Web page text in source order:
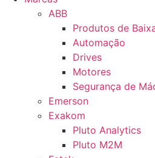
ABB
Produtos de
Automação
Drives
Motores
Segurança de
Emerson
Exakom
Pluto Analytics
Pluto M2M